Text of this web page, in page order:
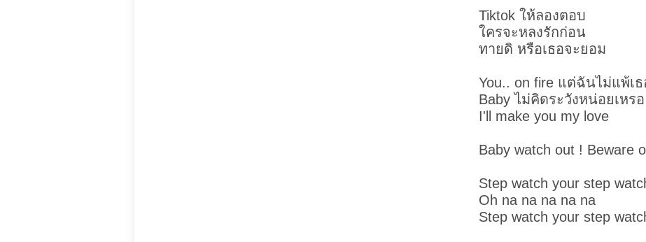
Tiktok ให้ลองตอบ
ใครจะหลงรักก่อน
ทายดิ หรือเธอจะยอม
You.. on fire แต่ฉันไม่แพ้เธ
Baby ไม่คิดระวังหน่อยเหรอ
I'll make you my love
Baby watch out ! Beware
Step watch your step
Oh na na na na na
Step watch your step